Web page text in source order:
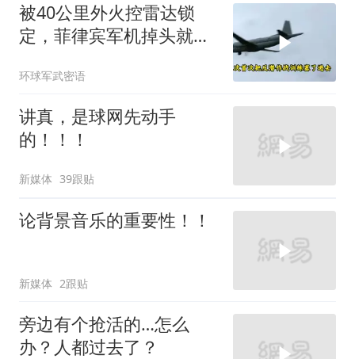
被40公里外火控雷达锁
定，菲律宾军机掉头就
场
环球军武密语
讲真，是球网先动手
的！！！
新媒体 39跟贴
论背景音乐的重要性！！
新媒体 2跟贴
旁边有个抢活的…怎么
办？人都过去了？